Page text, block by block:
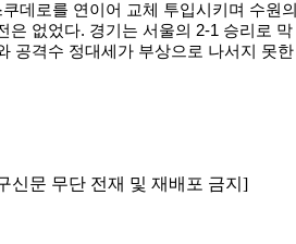
데로를 연이어 교체 투입시키며 수원
은 없었다. 경기는 서울의 2-1 승리로 막
공격수 정대세가 부상으로 나서지 못한
신문 무단 전재 및 재배포 금지]